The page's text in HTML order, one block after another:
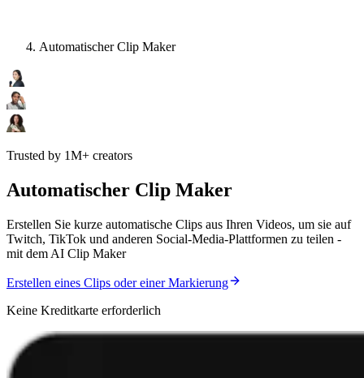
Automatischer Clip Maker
Trusted by 1M+ creators
Automatischer Clip Maker
Erstellen Sie kurze automatische Clips aus Ihren Videos, um sie auf
Twitch, TikTok und anderen Social-Media-Plattformen zu teilen -
mit dem AI Clip Maker
Erstellen eines Clips oder einer Markierung
Keine Kreditkarte erforderlich